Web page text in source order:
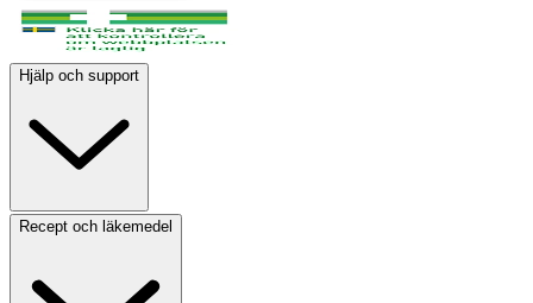
Hjälp och support
Recept och läkemedel